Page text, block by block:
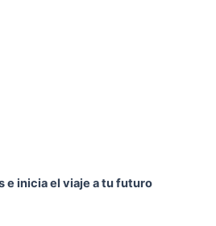
e inicia el viaje a tu futuro